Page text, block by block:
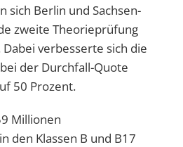
sich Berlin und Sachsen-
zweite Theorieprüfung
verbesserte sich die
der Durchfall-Quote
50 Prozent.
Millionen
den Klassen B und B17